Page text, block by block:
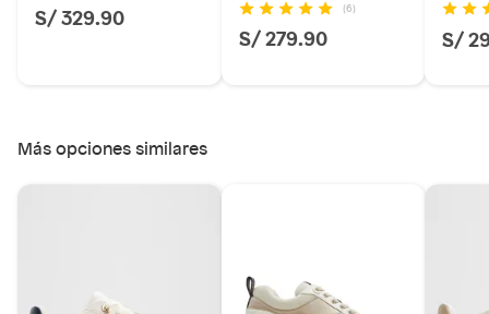
S/ 329.90 (6)
S/ 279.90 S/
Más opciones similares